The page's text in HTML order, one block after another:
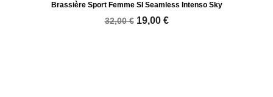
Brassière Sport Femme SI Seamless Intenso Sky
32,00 € 19,00 €